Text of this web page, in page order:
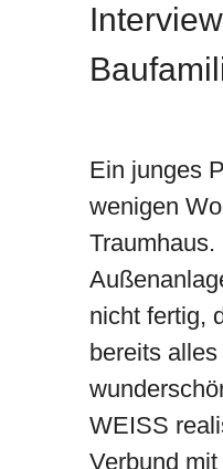
Ein junges
wenigen
Traumhaus.
nicht fertig,
bereits alles
WEISS
Verbund mit